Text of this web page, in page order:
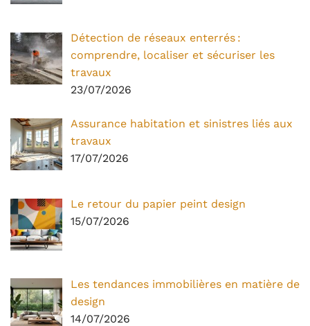
Détection de réseaux enterrés :
comprendre, localiser et sécuriser les
travaux
23/07/2026
Assurance habitation et sinistres liés aux
travaux
17/07/2026
Le retour du papier peint design
15/07/2026
Les tendances immobilières en matière de
design
14/07/2026